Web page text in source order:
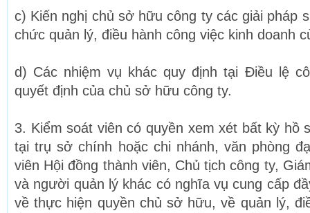
c) Kiến nghị chủ sở hữu công ty các giải pháp
chức quản lý, điều hành công việc kinh doanh
d) Các nhiệm vụ khác quy định tại Điều lệ
quyết định của chủ sở hữu công ty.
3. Kiểm soát viên có quyền xem xét bất kỳ hồ
tại trụ sở chính hoặc chi nhánh, văn phòng
viên Hội đồng thành viên, Chủ tịch công ty,
và người quản lý khác có nghĩa vụ cung cấp
về thực hiện quyền chủ sở hữu, về quản lý,